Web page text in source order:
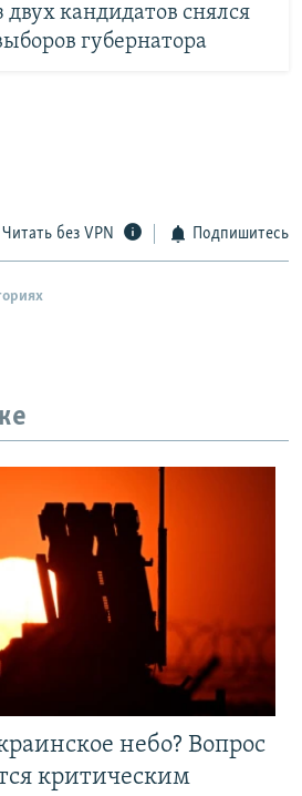
двух кандидатов снялся
губернатора
Читать без VPN Подпишитесь
небо? Вопрос
критическим